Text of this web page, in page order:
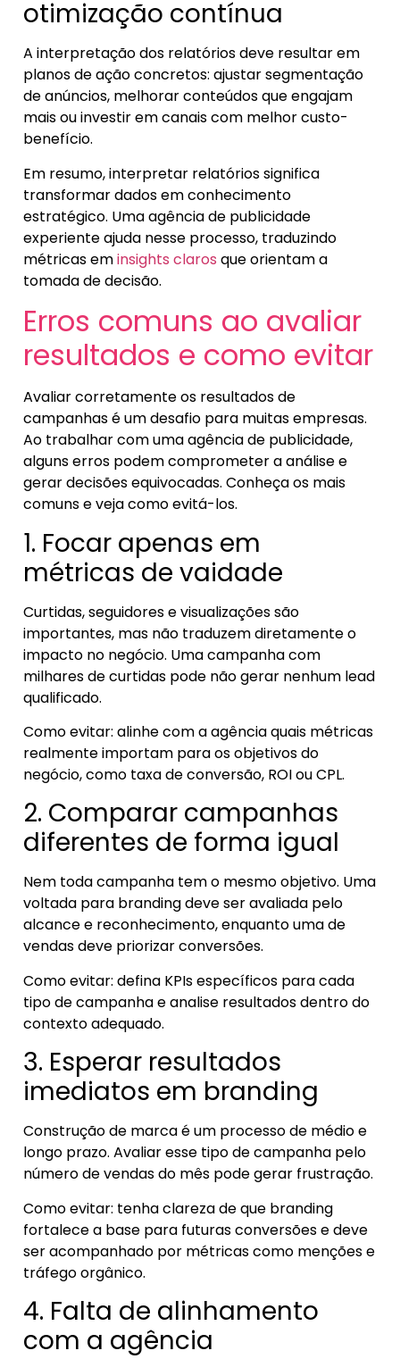
otimização contínua
A interpretação dos relatórios deve resultar em
planos de ação concretos: ajustar segmentação
de anúncios, melhorar conteúdos que engajam
mais ou investir em canais com melhor custo-
benefício.
Em resumo, interpretar relatórios significa
transformar dados em conhecimento
estratégico. Uma agência de publicidade
experiente ajuda nesse processo, traduzindo
métricas eminsights claros que orientam a
tomada de decisão.
Erros comuns ao avaliar
resultados e como evitar
Avaliar corretamente os resultados de
campanhas é um desafio para muitas empresas.
Ao trabalhar com uma agência de publicidade,
alguns erros podem comprometer a análise e
gerar decisões equivocadas. Conheça os mais
comuns e veja como evitá-los.
1. Focar apenas em
métricas de vaidade
Curtidas, seguidores e visualizações são
importantes, mas não traduzem diretamente o
impacto no negócio. Uma campanha com
milhares de curtidas pode não gerar nenhum lead
qualificado.
Como evitar: alinhe com a agência quais métricas
realmente importam para os objetivos do
negócio, como taxa de conversão, ROI ou CPL.
2. Comparar campanhas
diferentes de forma igual
Nem toda campanha tem o mesmo objetivo. Uma
voltada para branding deve ser avaliada pelo
alcance e reconhecimento, enquanto uma de
vendas deve priorizar conversões.
Como evitar: defina KPIs específicos para cada
tipo de campanha e analise resultados dentro do
contexto adequado.
3. Esperar resultados
imediatos em branding
Construção de marca é um processo de médio e
longo prazo. Avaliar esse tipo de campanha pelo
número de vendas do mês pode gerar frustração.
Como evitar: tenha clareza de que branding
fortalece a base para futuras conversões e deve
ser acompanhado por métricas como menções e
tráfego orgânico.
4. Falta de alinhamento
com a agência